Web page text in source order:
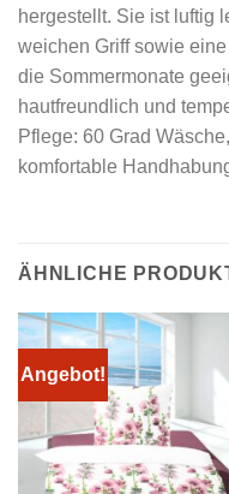
hergestellt. Sie ist luftig
weichen Griff sowie
die Sommermonate
hautfreundlich und
Pflege: 60 Grad
komfortable
ÄHNLICHE
Angebot!